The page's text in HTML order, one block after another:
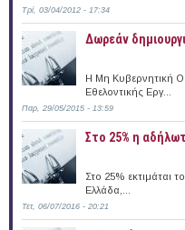
Τρί, 03/04/2012 - 17:34
Δωρεάν
Η Μη Κυβερνητική
Εθελοντικής Εργ...
Παρ, 29/05/2015 - 13:59
Στο 25% η
Στο 25% εκτιμάται
Ελλάδα,...
Τετ, 06/07/2016 - 20:21